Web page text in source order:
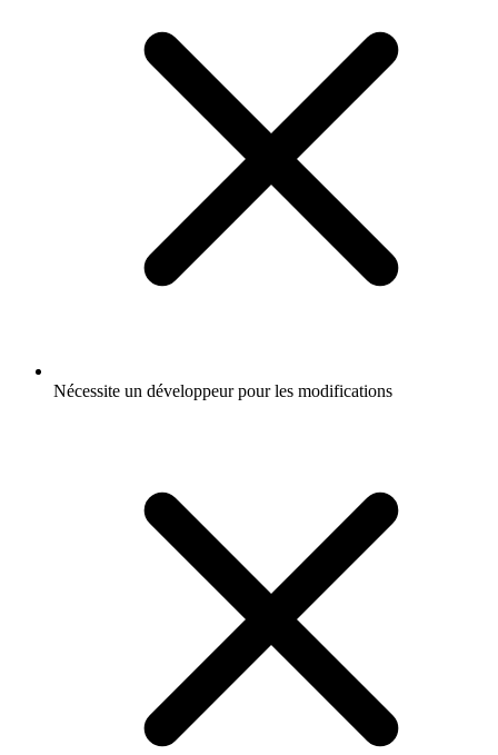
Nécessite un développeur pour les modifications